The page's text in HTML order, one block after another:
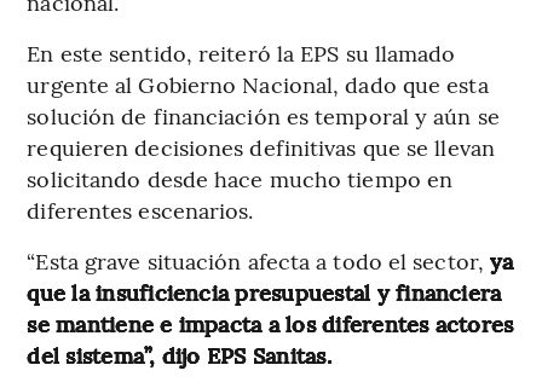
En este sentido, reiteró la EPS su llamado
urgente al Gobierno Nacional, dado que esta
solución de financiación es temporal y aún se
requieren decisiones definitivas que se llevan
solicitando desde hace mucho tiempo en
diferentes escenarios.
“Esta grave situación afecta a todo el sector,ya
que la insuficiencia presupuestal y financiera
se mantiene e impacta a los diferentes actores
del sistema”, dijo EPS Sanitas.